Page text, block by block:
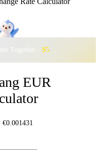
Together · $500,000
EUR